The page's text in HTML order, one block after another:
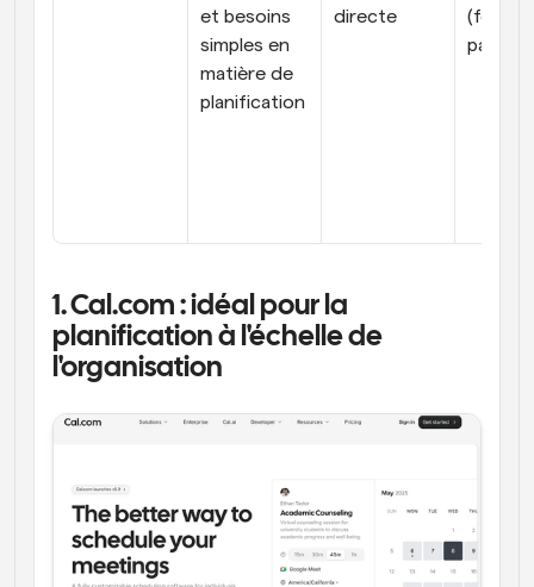
et besoins
simples en
matière de
planification
directe
1. Cal.com : idéal pour la
planification à l'échelle de
l'organisation